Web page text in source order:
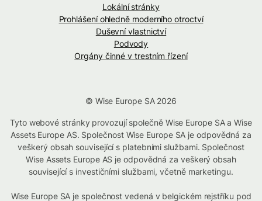
Lokální stránky
Prohlášení ohledně moderního otroctví
Duševní vlastnictví
Podvody
Orgány činné v trestním řízení
© Wise Europe SA 2026
Tyto webové stránky provozují společně Wise Europe SA a Wise
Assets Europe AS. Společnost Wise Europe SA je odpovědná za
veškerý obsah související s platebními službami. Společnost
Wise Assets Europe AS je odpovědná za veškerý obsah
související s investičními službami, včetně marketingu.
Wise Europe SA je společnost vedená v belgickém rejstříku pod